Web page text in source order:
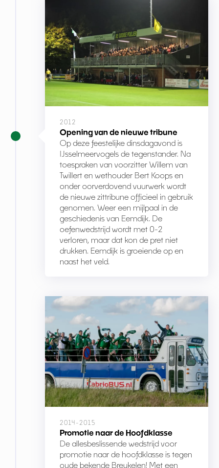
2012
Opening van de nieuwe tribune
Op deze feestelijke dinsdagavond is
IJsselmeervogels de tegenstander. Na
toespraken van voorzitter Willem van
Twillert en wethouder Bert Koops en
onder oorverdovend vuurwerk wordt
de nieuwe zittribune officieel in gebruik
genomen. Weer een mijlpaal in de
geschiedenis van Eemdijk. De
oefenwedstrijd wordt met 0-2
verloren, maar dat kon de pret niet
drukken. Eemdijk is groeiende op en
naast het veld.
2014-2015
Promotie naar de Hoofdklasse
De allesbeslissende wedstrijd voor
promotie naar de hoofdklasse is tegen
oude bekende Breukelen! Met een